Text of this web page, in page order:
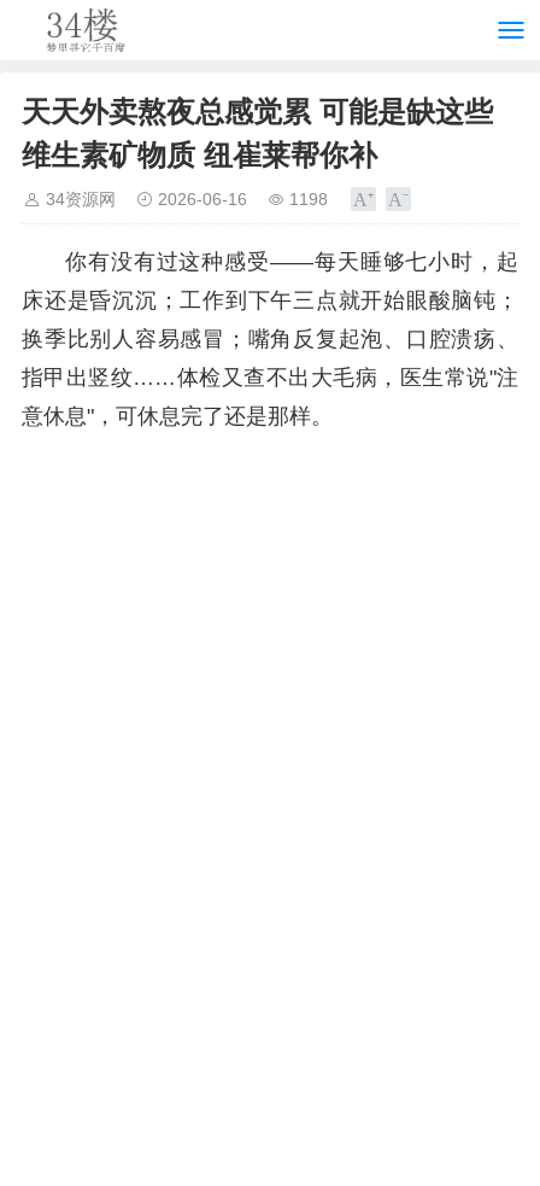
天天外卖熬夜总感觉累 可能是缺这些
维生素矿物质 纽崔莱帮你补
34资源网 2026-06-16 1198
你有没有过这种感受——每天睡够七小时，起
床还是昏沉沉；工作到下午三点就开始眼酸脑钝；
换季比别人容易感冒；嘴角反复起泡、口腔溃疡、
指甲出竖纹……体检又查不出大毛病，医生常说"注
意休息"，可休息完了还是那样。